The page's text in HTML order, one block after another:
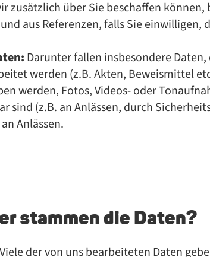
zu­sätz­lich über Sie be­schaf­fen
aus Re­fe­ren­zen, falls Sie ein­wil­li­gen,
Dar­un­ter fal­len ins­be­son­de­re
wer­den (z.B. Ak­ten, Be­weis­mit­tel
wer­den, Fo­tos, Vi­de­os- oder
sind (z.B. an An­läs­sen, durch
An­läs­sen.
stammen die Daten?
Viele der von uns bearbeiteten Daten